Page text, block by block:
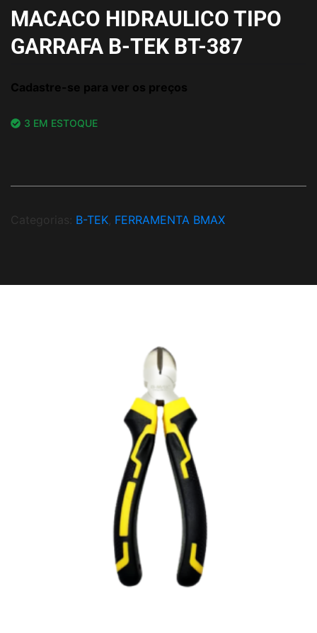
MACACO HIDRAULICO TIPO
GARRAFA B-TEK BT-387
Cadastre-se para ver os preços
3 EM ESTOQUE
Categorias: B-TEK FERRAMENTA BMAX